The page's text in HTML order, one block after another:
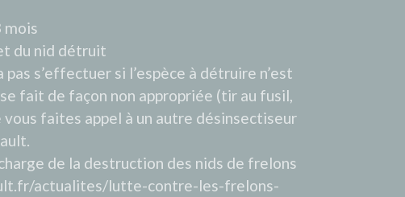
mois
du nid détruit
s’effectuer si l’espèce à détruire n’est
fait de façon non appropriée (tir au fusil,
vous faites appel à un autre désinsectiseur
de la destruction des nids de frelons
actualites/lutte-contre-les-frelons-